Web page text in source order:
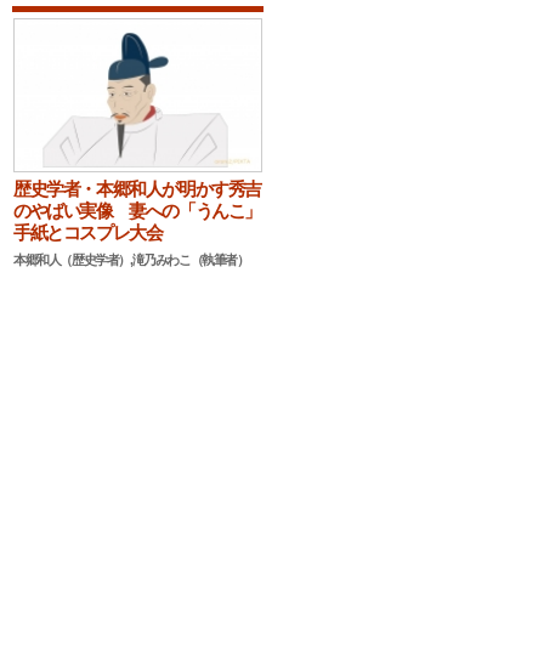
歴史学者・本郷和人が明かす秀吉
のやばい実像 妻への「うんこ」
手紙とコスプレ大会
本郷和人（歴史学者）,滝乃みわこ（執筆者）